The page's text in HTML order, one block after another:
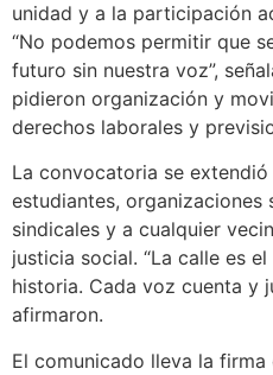
unidad y a la participación
“No podemos permitir que
futuro sin nuestra voz”,
pidieron organización y
derechos laborales y
La convocatoria se
estudiantes, organizaciones
sindicales y a cualquier
justicia social. “La calle es
historia. Cada voz cuenta y
afirmaron.
El comunicado lleva la